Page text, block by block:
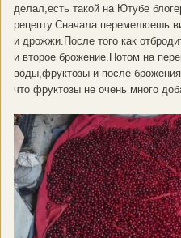
делал,есть такой на Ютубе
рецепту.Сначала перемелюешь
и дрожжи.После того как
и второе брожение.Потом на
воды,фруктозы и после
что фруктозы не очень много